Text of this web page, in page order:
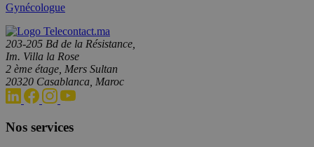
Gynécologue
203-205 Bd de la Résistance,
Im. Villa la Rose
2 ème étage, Mers Sultan
20320 Casablanca, Maroc
Nos services